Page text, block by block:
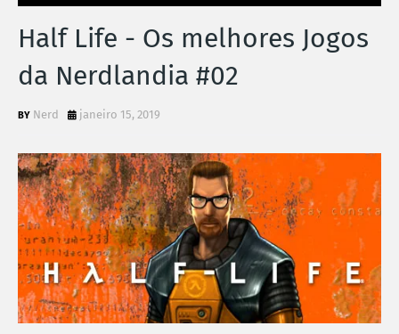
Half Life - Os melhores Jogos
da Nerdlandia #02
Nerd janeiro 15, 2019